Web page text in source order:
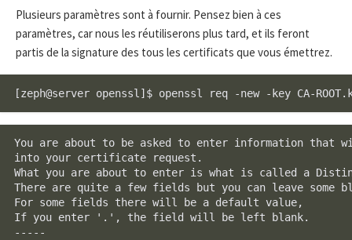
Plusieurs paramètres sont à fournir. Pensez bien à ces
paramètres, car nous les réutiliserons plus tard, et ils feront
partis de la signature des tous les certificats que vous émettrez.
[zeph@server openssl]$ openssl req -new -key CA-
You are about to be asked to enter information that
into your certificate request.
What you are about to enter is what is called a
There are quite a few fields but you can leave some
For some fields there will be a default value,
If you enter '.', the field will be left blank.
-----